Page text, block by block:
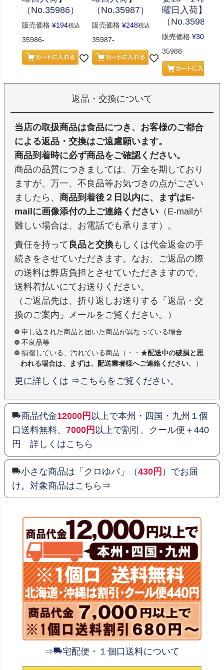
（No.35986）
販売価格 ¥194税込
35986-
（No.35987）
販売価格 ¥248税込
35987-
曜日入荷】
（No.35988）
販売価格 ¥302
35988-
返品・交換について
当店の取扱商品は食品につき、お客様のご都合
による返品・交換はご遠慮願います。
商品到着時に必ず商品をご確認ください。
商品の品質につきましては、万全を期しており
ますが、万一、不良品等お気づきの点がござい
ましたら、 商品到着後２日以内に、まずはE-
mailに画像添付の上ご連絡ください （E-mailが
難しい場合は、お電話でも承ります）。
責任を持って 良品と交換もしくは代金返金の手
続きをさせていただきます。なお、ご返品の際
の送料は弊店負担とさせていただきますので、
送料着払いにてお送りください。
（ご返品先は、折り返しお送りする「返品・交
換のご案内」メールをご覧ください。）
申し込まれた商品と届いた商品が異なっている場合
不良品等
損傷している、汚れている商品（・・ ★配送中の破損と思
われる場合は、まずは、配送業者様へご連絡ください。）
更に詳しくは ⇒こちらをご覧ください。
商品代金12000円 以上で本州・四国・九州１個
口送料無料、 7000円 以上で割引、クール便＋440
円 詳しくはこちら
小さな商品は「クロゆパ」（430円 ）でお届
け。対象商品はこちら⇒
⇒ 宅配便・１個口送料について